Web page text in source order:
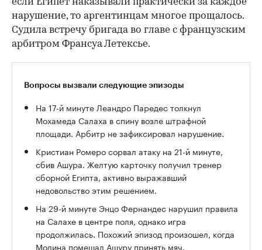
если Египет наказывали практически за каждое
нарушение, то аргентинцам многое прощалось.
Судила встречу бригада во главе с французским
арбитром Франсуа Летексье.
Вопросы вызвали следующие эпизоды
На 17-й минуте Леандро Паредес толкнул
Мохамеда Салаха в спину возле штрафной
площади. Арбитр не зафиксировал нарушение.
Кристиан Ромеро сорвал атаку на 21-й минуте,
сбив Ашура. Желтую карточку получил тренер
сборной Египта, активно выражавший
недовольство этим решением.
На 29-й минуте Энцо Фернандес нарушил правила
на Салахе в центре поля, однако игра
продолжилась. Похожий эпизод произошел, когда
Молина помешал Ашуру принять мяч.